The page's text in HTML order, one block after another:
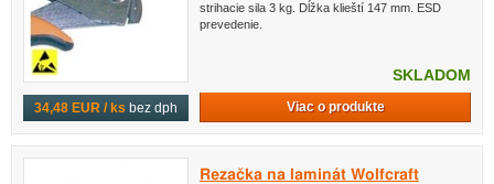
34,48 EUR / ks bez dph
strihacie sila 3 kg. Dĺžka klieští 147 mm. ESD
prevedenie.
SKLADOM
Viac o produkte
Rezačka na laminát Wolfcraft